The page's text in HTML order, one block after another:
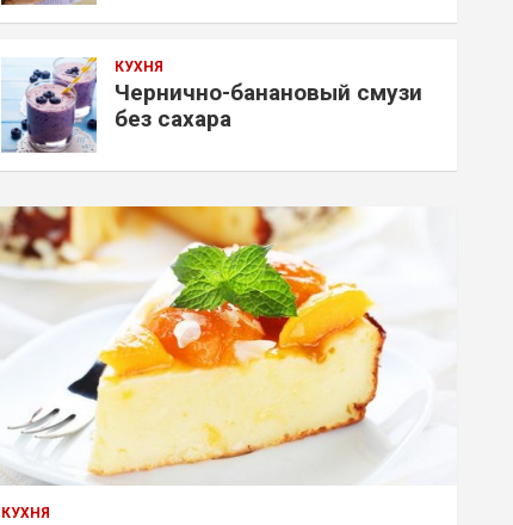
КУХНЯ
Чернично-банановый смузи
без сахара
КУХНЯ